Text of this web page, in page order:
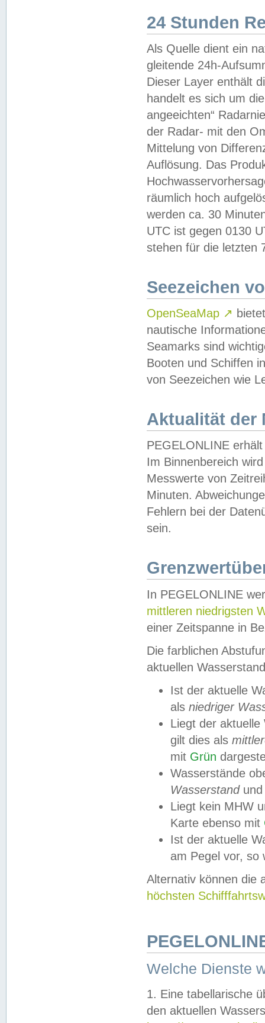
24 Stunden
Als Quelle dient ein
gleitende 24h-
Dieser Layer enthält
handelt es sich um
angeeichten“
der Radar- mit den
Mittelung von
Auflösung. Das
räumlich hoch
werden ca. 30
UTC ist gegen 0130
stehen für die letzten
Seezeichen
OpenSeaMap ↗
nautische
Seamarks sind
Booten und Schiffen
von Seezeichen wie
Aktualität der
PEGELONLINE
Im Binnenbereich
Messwerte von
Minuten.
Fehlern bei der
sein.
In PEGELONLINE
mittleren niedrigsten
einer Zeitspanne in
Die farblichen
aktuellen
Ist der aktuelle
als niedriger
Liegt der
gilt dies als
mit Grün
Wasserstände
Wasserstandund
Liegt kein MHW
Karte ebenso mit
Ist der aktuelle
am Pegel vor,
Alternativ können die
höchsten
Welche Dienste
1. Eine tabellarische
den aktuellen